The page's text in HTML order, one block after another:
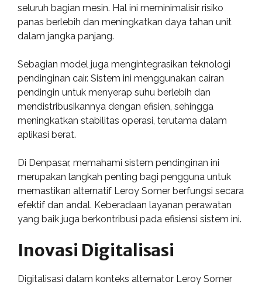
seluruh bagian mesin. Hal ini meminimalisir risiko
panas berlebih dan meningkatkan daya tahan unit
dalam jangka panjang.
Sebagian model juga mengintegrasikan teknologi
pendinginan cair. Sistem ini menggunakan cairan
pendingin untuk menyerap suhu berlebih dan
mendistribusikannya dengan efisien, sehingga
meningkatkan stabilitas operasi, terutama dalam
aplikasi berat.
Di Denpasar, memahami sistem pendinginan ini
merupakan langkah penting bagi pengguna untuk
memastikan alternatif Leroy Somer berfungsi secara
efektif dan andal. Keberadaan layanan perawatan
yang baik juga berkontribusi pada efisiensi sistem ini.
Inovasi Digitalisasi
Digitalisasi dalam konteks alternator Leroy Somer